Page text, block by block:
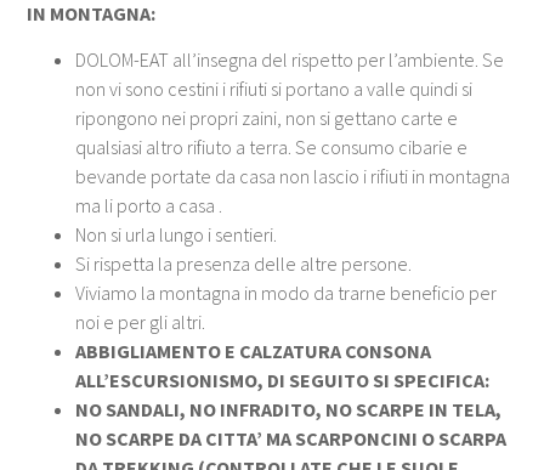
IN MONTAGNA:
DOLOM-EAT all’insegna del rispetto per l’ambiente. Se
non vi sono cestini i rifiuti si portano a valle quindi si
ripongono nei propri zaini, non si gettano carte e
qualsiasi altro rifiuto a terra. Se consumo cibarie e
bevande portate da casa non lascio i rifiuti in montagna
ma li porto a casa .
Non si urla lungo i sentieri.
Si rispetta la presenza delle altre persone.
Viviamo la montagna in modo da trarne beneficio per
noi e per gli altri.
ABBIGLIAMENTO E CALZATURA CONSONA
ALL’ESCURSIONISMO, DI SEGUITO SI SPECIFICA:
NO SANDALI, NO INFRADITO, NO SCARPE IN TELA,
NO SCARPE DA CITTA’ MA SCARPONCINI O SCARPA